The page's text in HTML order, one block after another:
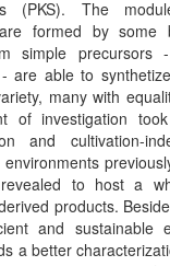
(PKS). The
formed by some
simple precursors
are able to
many with
of investigation
and cultivation-
to host a
products.
and sustainable
a better